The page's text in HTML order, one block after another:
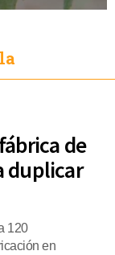
de
duplicar
120
en